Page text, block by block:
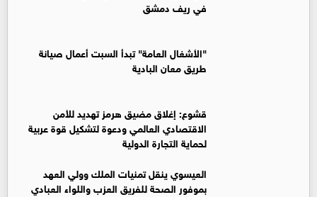
في ريف دمشق
"الأشغال العامة" تبدأ السبت أعمال صيانة
طريق معان البادية
قشوع: إغلاق مضيق هرمز تهديد للأمن
الاقتصادي العالمي ودعوة لتشكيل قوة عربية
لحماية التجارة الدولية
العيسوي ينقل تمنيات الملك وولي العهد
بموفور الصحة للفريق العزب واللواء العبادي